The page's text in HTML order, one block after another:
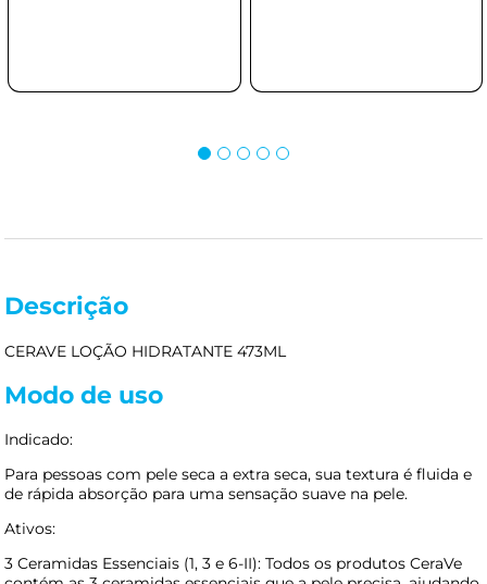
Descrição
CERAVE LOÇÃO HIDRATANTE 473ML
Modo de uso
Indicado:
Para pessoas com pele seca a extra seca, sua textura é fluida e
de rápida absorção para uma sensação suave na pele.
Ativos:
3 Ceramidas Essenciais (1, 3 e 6-II): Todos os produtos CeraVe